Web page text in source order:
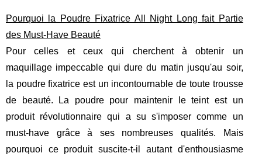
Pourquoi la Poudre Fixatrice All Night Long fait Partie
des Must-Have Beauté
Pour celles et ceux qui cherchent à obtenir un
maquillage impeccable qui dure du matin jusqu'au soir,
la poudre fixatrice est un incontournable de toute trousse
de beauté. La poudre pour maintenir le teint est un
produit révolutionnaire qui a su s'imposer comme un
must-have grâce à ses nombreuses qualités. Mais
pourquoi ce produit suscite-t-il autant d'enthousiasme